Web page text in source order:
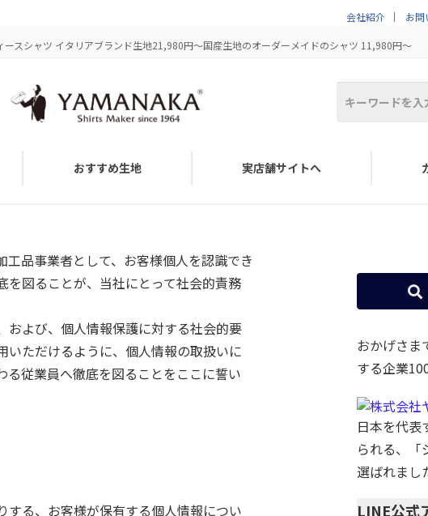
会社紹介 お問
スシャツ イタリアブランド生地21,980円～国産生地のオーダーメイドのシャツ 11,980円～
おすすめ生地 実店舗サイトへ
品事業者として、お客様個人を認識でき
を図ることが、当社にとって社会的責務
および、個人情報保護に対する社会的要
ただけるように、個人情報の取扱いに
従業員へ徹底を図ることをここに誓い
る、お客様が保有する個人情報につい
おかげさま
する企業
日本を代表
られる、「
選ばれまし
LINE公式